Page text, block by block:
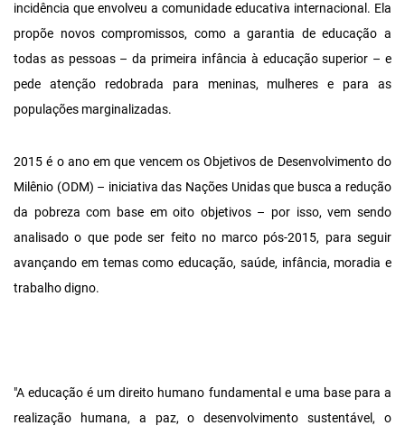
incidência que envolveu a comunidade educativa internacional. Ela
propõe novos compromissos, como a garantia de educação a
todas as pessoas – da primeira infância à educação superior – e
pede atenção redobrada para meninas, mulheres e para as
populações marginalizadas.
2015 é o ano em que vencem os Objetivos de Desenvolvimento do
Milênio (ODM) – iniciativa das Nações Unidas que busca a redução
da pobreza com base em oito objetivos – por isso, vem sendo
analisado o que pode ser feito no marco pós-2015, para seguir
avançando em temas como educação, saúde, infância, moradia e
trabalho digno.
"A educação é um direito humano fundamental e uma base para a
realização humana, a paz, o desenvolvimento sustentável, o